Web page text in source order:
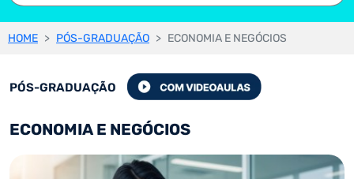
HOME PÓS-GRADUAÇÃO ECONOMIA E NEGÓCIOS
PÓS-GRADUAÇÃO
ECONOMIA E NEGÓCIOS